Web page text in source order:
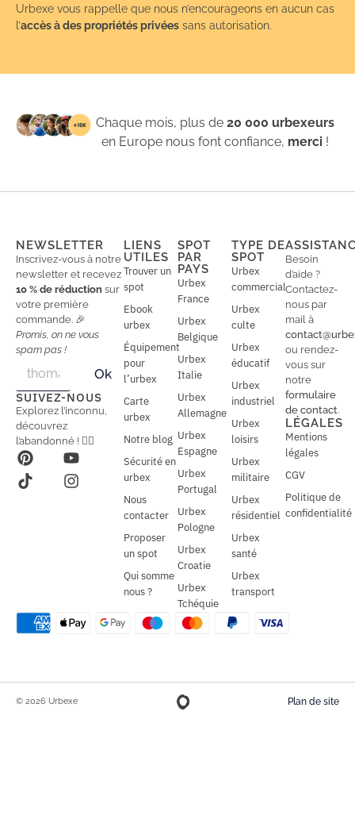
Urbexe vous rappelle que nous n’encourageons en aucun cas
l’accès à des propriétés privées sans autorisation.
Chaque mois, plus de20 000 urbexeurs
en Europe nous font confiance, merci !
NEWSLETTER
Inscrivez-vous à notre
newsletter et recevez
10 % de réduction sur
votre première
commande. 🎉
Promis, on ne vous
spam pas !
a
i
l
a
i
l
*
Ok
SUIVEZ-NOUS
Explorez l’inconnu,
découvrez
l’abandonné ! 🕵️‍♂️
LIENS
UTILES
Trouver un
spot
Ebook
urbex
Équipement
pour
l’urbex
Carte
urbex
Notre blog
Sécurité en
urbex
Nous
contacter
Proposer
un spot
Qui somme
nous ?
SPOT
PAR
PAYS
Urbex
France
Urbex
Belgique
Urbex
Italie
Urbex
Allemagne
Urbex
Espagne
Urbex
Portugal
Urbex
Pologne
Urbex
Croatie
Urbex
Tchéquie
TYPE DE
SPOT
Urbex
commercial
Urbex
culte
Urbex
éducatif
Urbex
industriel
Urbex
loisirs
Urbex
militaire
Urbex
résidentiel
Urbex
santé
Urbex
transport
Besoin
d’aide ?
Contactez-
nous par
mail à
ou rendez-
vous sur
notre
formulaire
de contact.
LÉGALES
Mentions
légales
CGV
Politique de
confidentialité
© 2026 Urbexe Plan de site